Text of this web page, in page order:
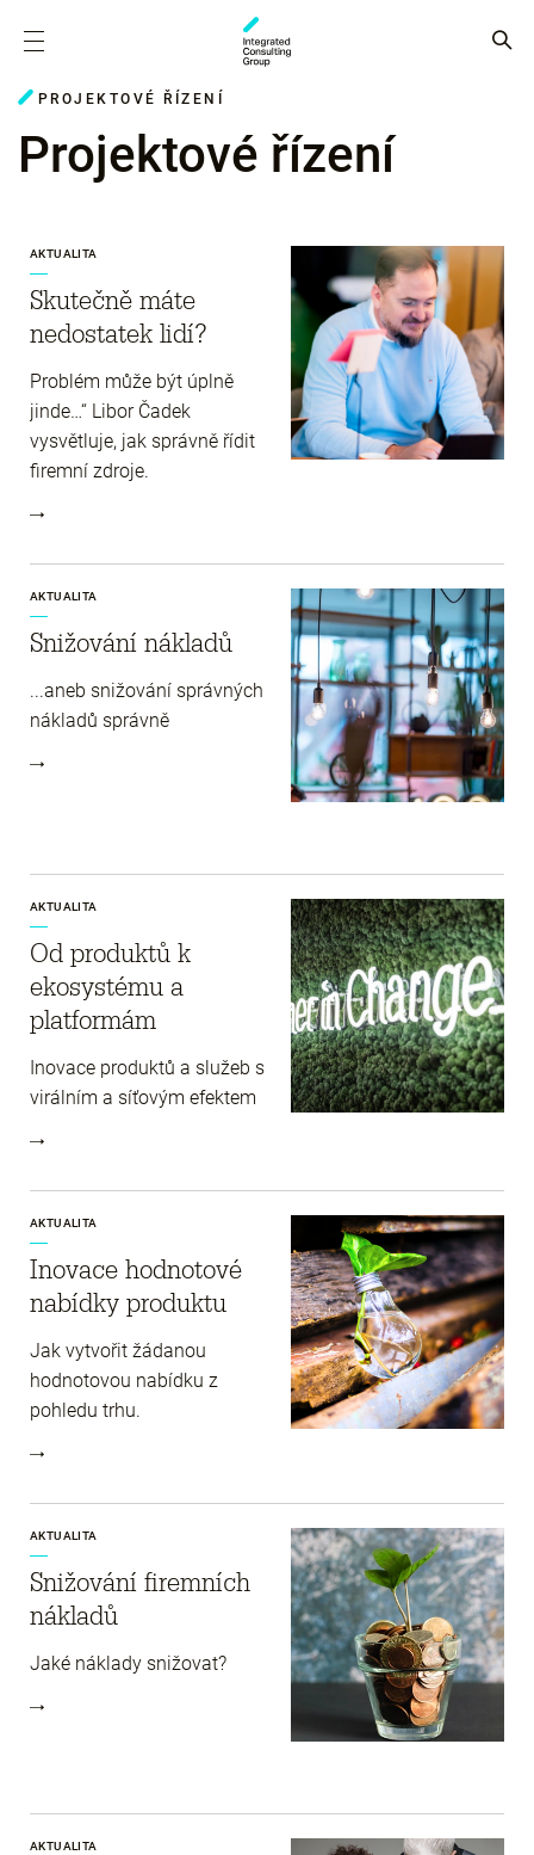
PROJEKTOVÉ ŘÍZENÍ
Projektové řízení
AKTUALITA
Skutečně máte
nedostatek lidí?
Problém může být úplně
jinde…“ Libor Čadek
vysvětluje, jak správně řídit
firemní zdroje.
AKTUALITA
Snižování nákladů
...aneb snižování správných
nákladů správně
AKTUALITA
Od produktů k
ekosystému a
platformám
Inovace produktů a služeb s
virálním a síťovým efektem
AKTUALITA
Inovace hodnotové
nabídky produktu
Jak vytvořit žádanou
hodnotovou nabídku z
pohledu trhu.
AKTUALITA
Snižování firemních
nákladů
Jaké náklady snižovat?
AKTUALITA